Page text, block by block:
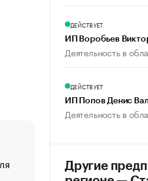
«От спорта тело
создавшей GTA
ДЕЙСТВУЕТ
ИП Воробьев
Деятельность в
ДЕЙСТВУЕТ
ИП Попов Денис
Деятельность в
Другие